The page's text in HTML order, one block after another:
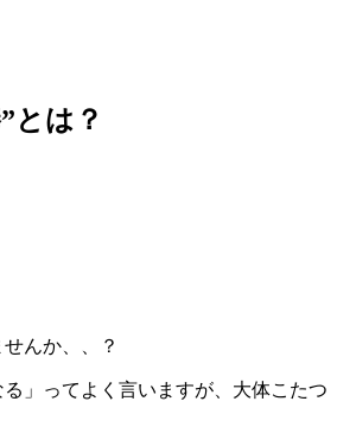
とは？
んか、、？
る」ってよく言いますが、大体こたつ